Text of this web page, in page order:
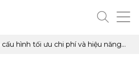
cấu hình tối ưu chi phí và hiệu năng
và Radeon RX 6500XT, 7600